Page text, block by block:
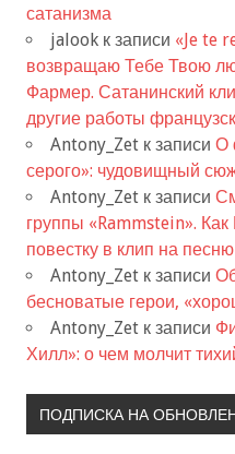
сатанизма
jalook к записи «Je te
возвращаю Тебе Твою
Фармер. Сатанинский
другие работы
Antony_Zet к записи О
серого»: чудовищный
Antony_Zet к записи
группы «Rammstein».
повестку в клип на
Antony_Zet к записи
бесноватые герои,
Antony_Zet к записи
Хилл»: о чем молчит
ПОДПИСКА НА